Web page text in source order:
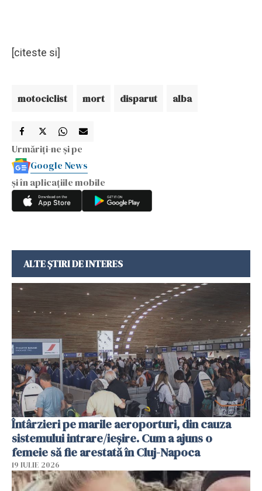
[citeste si]
motociclist mort disparut alba
Urmăriți-ne și pe
Google News
și în aplicațiile mobile
ALTE ȘTIRI DE INTERES
Întârzieri pe marile aeroporturi, din cauza
sistemului intrare/ieșire. Cum a ajuns o
femeie să fie arestată în Cluj-Napoca
19 IULIE 2026